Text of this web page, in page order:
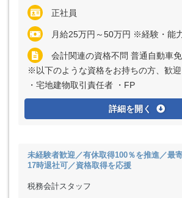
正社員
月給25万円～50万円 ※経験・能力など考慮の上、決定いた
会計関連の資格不問 普通自動車免
※以下のような資格をお持ちの方、歓
・宅地建物取引責任者 ・FP
詳細を開く
未経験者歓迎／有休取得100％を推進／最
17時退社可／資格取得を応援
税務会計スタッフ